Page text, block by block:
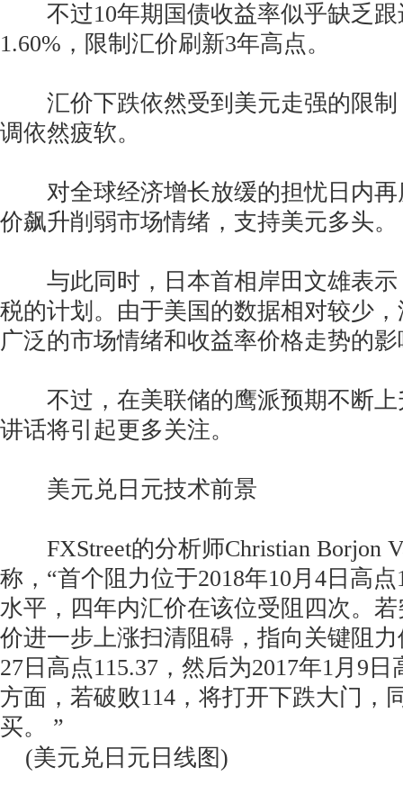
不过10年期国债收益率似乎缺乏跟
1.60%，限制汇价刷新3年高点。
汇价下跌依然受到美元走强的限制
调依然疲软。
对全球经济增长放缓的担忧日内再
价飙升削弱市场情绪，支持美元多头。
与此同时，日本首相岸田文雄表示
税的计划。由于美国的数据相对较少
广泛的市场情绪和收益率价格走势的
不过，在美联储的鹰派预期不断上
讲话将引起更多关注。
美元兑日元技术前景
FXStreet的分析师Christian Borjon
称，“首个阻力位于2018年10月4日高
水平，四年内汇价在该位受阻四次。
价进一步上涨扫清阻碍，指向关键阻力
27日高点115.37，然后为2017年1月9日
方面，若破败114，将打开下跌大门，
买。 ”
(美元兑日元日线图)